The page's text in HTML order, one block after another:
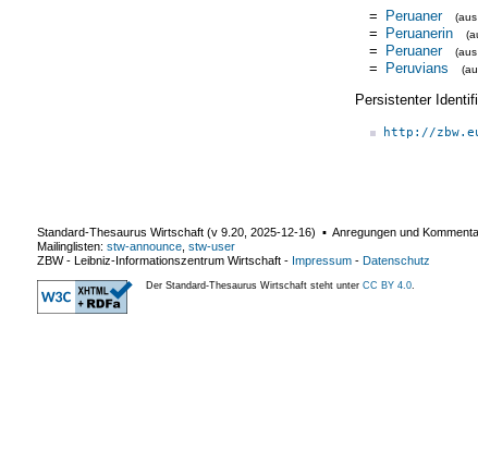
= Peruaner (aus
= Peruanerin
= Peruaner (aus
= Peruvians
Persistenter
http://
Standard-Thesaurus Wirtschaft (v 9.20 2025-12-16) ▪ Anregungen und
Mailinglisten: stw-announce stw-user
ZBW - Leibniz-Informationszentrum Wirtschaft - Impressum - Datenschutz
Der Standard-Thesaurus Wirtschaft steht unter CC BY 4.0